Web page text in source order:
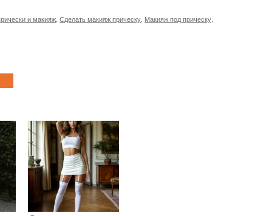
и макияж Сделать макияж прическу Макияж под прическу